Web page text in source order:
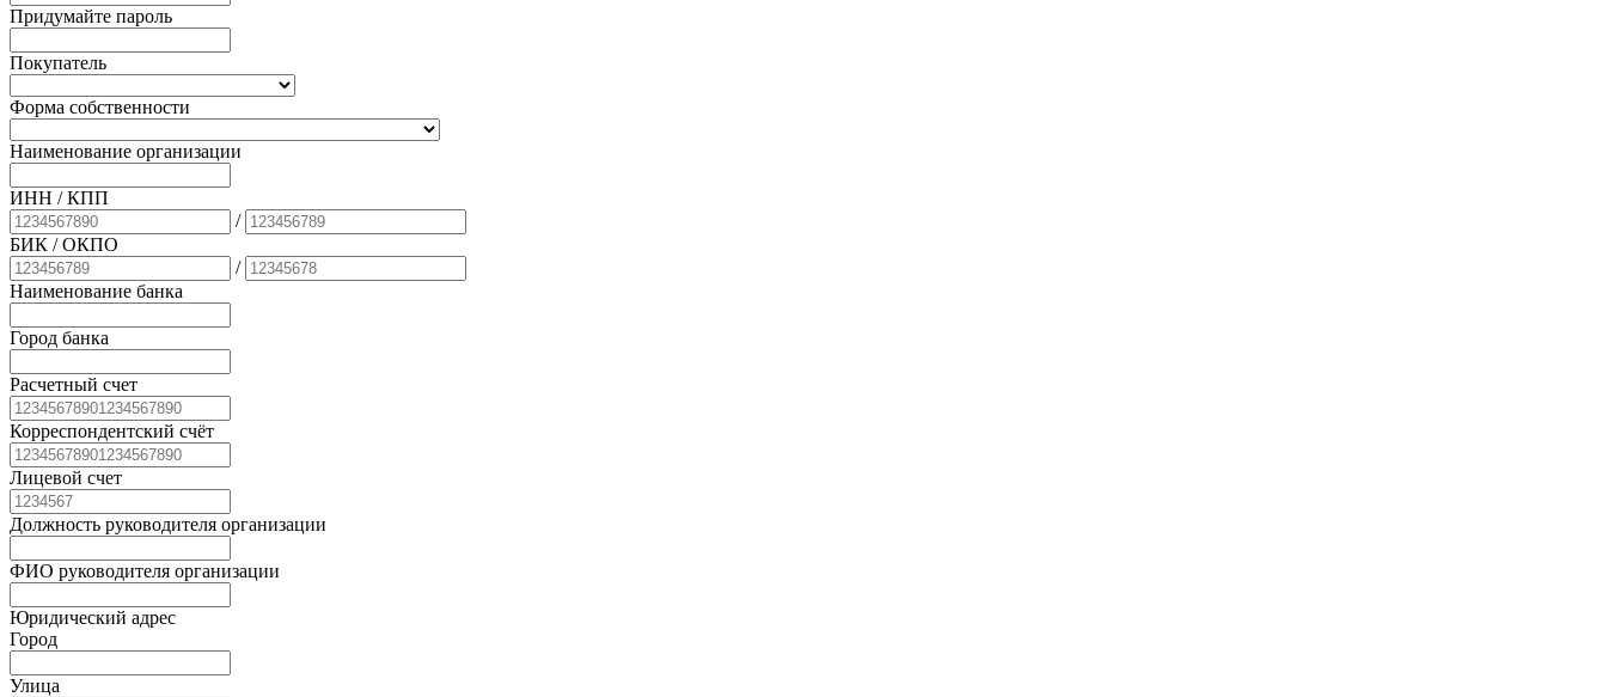
Придумайте пароль
Покупатель
Форма собственности
Наименование организации
ИНН / КПП
/
БИК / ОКПО
/
Наименование банка
Город банка
Расчетный счет
Корреспондентский счёт
Лицевой счет
Должность руководителя организации
ФИО руководителя организации
Юридический адрес
Город
Улица